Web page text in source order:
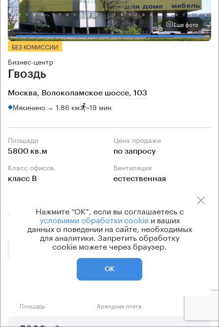
Еще фото
БЕЗ КОМИССИИ
Бизнес-центр
Гвоздь
Москва, Волоколамское шоссе, 103
Мякинино → 1.86 км ~19 мин
Площади
5800 кв.м
Цена продажи
по запросу
Класс офисов
класс B
Вентиляция
естественная
собственника
Позвонить Получить презентацию
Предложения по продаже в этом здании:
Площадь Арендная плата
Нажмите “ОК”, если вы соглашаетесь с
условиями обработки cookieи ваших
данных о поведении на сайте, необходимых
для аналитики. Запретить обработку
cookie можете через браузер.
ОК